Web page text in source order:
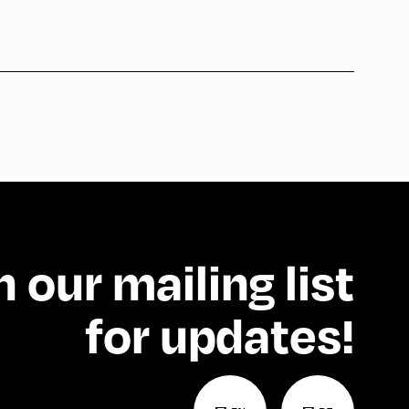
our mailing list
for updates!